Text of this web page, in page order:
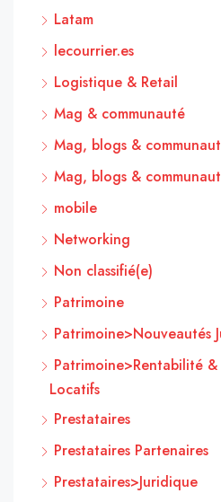
Latam
lecourrier.es
Logistique & Retail
Mag & communauté
Mag, blogs &
Mag, blogs &
mobile
Networking
Non classifié(e)
Patrimoine
Patrimoine>Nouveautés
Patrimoine>Rentabilité &
Locatifs
Prestataires
Prestataires Partenaires
Prestataires>Juridique